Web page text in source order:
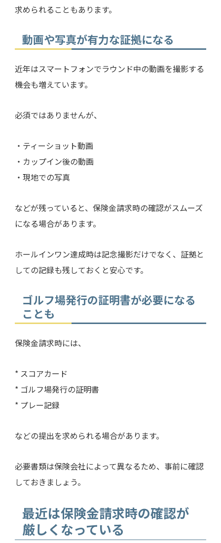
求められることもあります。
動画や写真が有力な証拠になる
近年はスマートフォンでラウンド中の動画を撮影する
機会も増えています。
必須ではありませんが、
・ティーショット動画
・カップイン後の動画
・現地での写真
などが残っていると、保険金請求時の確認がスムーズ
になる場合があります。
ホールインワン達成時は記念撮影だけでなく、証拠と
しての記録も残しておくと安心です。
ゴルフ場発行の証明書が必要になる
ことも
保険金請求時には、
* スコアカード
* ゴルフ場発行の証明書
* プレー記録
などの提出を求められる場合があります。
必要書類は保険会社によって異なるため、事前に確認
しておきましょう。
最近は保険金請求時の確認が
厳しくなっている